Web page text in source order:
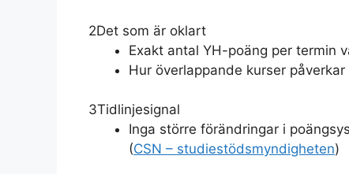
2Det som är oklart
Exakt antal YH-poäng per termin
Hur överlappande kurser
3Tidlinjesignal
Inga större förändringar i
(CSN – studiestödsmyndigheten)